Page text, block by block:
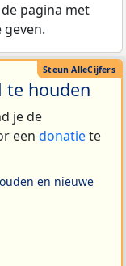
pagina met
te houden
je de
een donatiete
en nieuwe